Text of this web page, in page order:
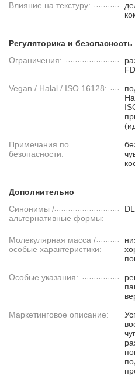
Влияние на текстуру:
Регуляторика и безопасность
Ограничения:
Vegan / Halal / ISO 16128:
Примечания по
безопасности:
Дополнительно
Синонимы /
альтернативные формы:
Молекулярная масса /
особые характеристики:
Особые указания:
Маркетинговое описание: